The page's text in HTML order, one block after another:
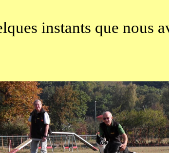
instants que nous